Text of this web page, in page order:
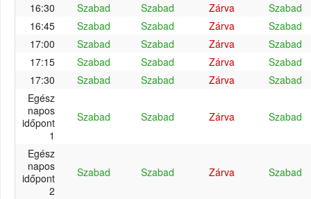
16:30 Szabad Szabad Zárva
Szabad
16:45
Szabad Szabad Zárva
Szabad
17:00
Szabad Szabad Zárva
Szabad
17:15
Szabad Szabad Zárva
Szabad
17:30
Szabad Szabad Zárva
Szabad
Egész
napos
időpont
1
Szabad Szabad Zárva Szabad
Egész
napos
időpont
2
Szabad Szabad Zárva Szabad